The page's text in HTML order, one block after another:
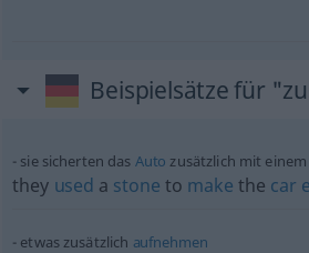
Beispielsätze für
sie sicherten das Auto zusätzlich mit einem
they used a stone to make the car
etwaszusätzlich aufnehmen